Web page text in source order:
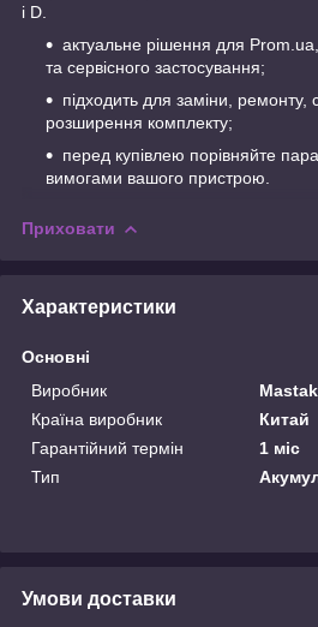
і D.
актуальне рішення для
та сервісного застосування;
підходить для заміни, ремонту,
розширення комплекту;
перед купівлею порівняйте
вимогами вашого пристрою.
Приховати
Характеристики
Основні
Виробник
Mastak
Країна виробник
Китай
Гарантійний термін
1 міс
Тип
Умови доставки